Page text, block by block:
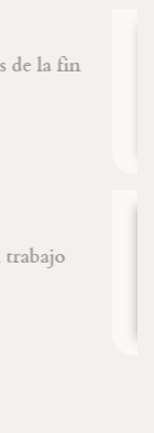
et
humaine